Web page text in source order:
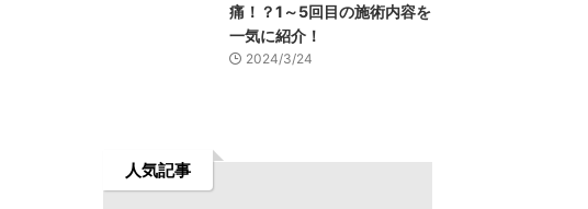
痛！？1～5回目の施術内容を
一気に紹介！
2024/3/24
人気記事